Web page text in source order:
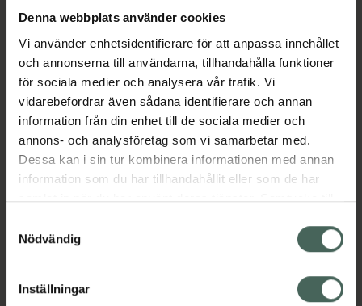
Denna webbplats använder cookies
Vi använder enhetsidentifierare för att anpassa innehållet
och annonserna till användarna, tillhandahålla funktioner
för sociala medier och analysera vår trafik. Vi
vidarebefordrar även sådana identifierare och annan
information från din enhet till de sociala medier och
annons- och analysföretag som vi samarbetar med.
Dessa kan i sin tur kombinera informationen med annan
information som du har tillhandahållit eller som de har
samlat in när du har använt deras tjänster. Samtycke till
återkalla ditt samtycke via webbplatsens
cookieinställningar. Ett återkallat samtycke påverkar inte
lagligheten av behandling som skett innan återkallelsen.
Nödvändig
Inställningar
vattenkanalerna i huden och hjälpa huden att
bibehålla det vatten som behövs för en
balanserad fuktnivå. Kan användas av vuxna
och tonåringar. För ansikte, hals, ögon och
ögonlock. Bra tolerans. Icke-komedogen. Ska
inte sköljas av. Rekommenderas av hudläkare.
Testad under översyn av dermatolog.
Ekobiologi är BIODERMAs unika
tillvägagångssätt för att varaktigt bevara
hudens hälsa. Genom att stödja och stärka
BIODERMAs produkter huden att anpassa sig